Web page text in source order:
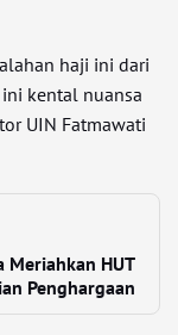
haji ini dari
kental nuansa
UIN Fatmawati
HUT
Penghargaan